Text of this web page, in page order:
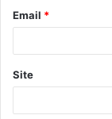
*
Email *
Site